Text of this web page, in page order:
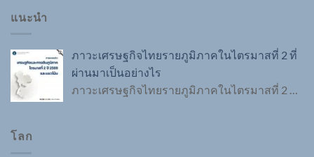
แนะนำ
ภาวะเศรษฐกิจไทยรายภูมิภาคในไตรมาสที่ 2 ที่
ผ่านมาเป็นอย่างไร
ภาวะเศรษฐกิจไทยรายภูมิภาคในไตรมาสที่ 2 …
โลก